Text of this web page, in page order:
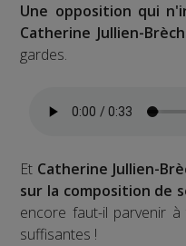
Une opposition qui
Catherine Jullien-
gardes.
Et Catherine Jullien-
sur la composition de
encore faut-il parvenir
suffisantes !